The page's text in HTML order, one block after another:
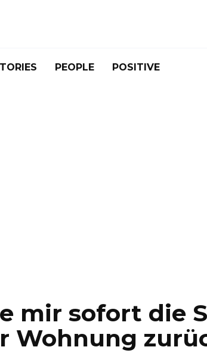
PEOPLE POSITIVE
mir sofort die
Wohnung